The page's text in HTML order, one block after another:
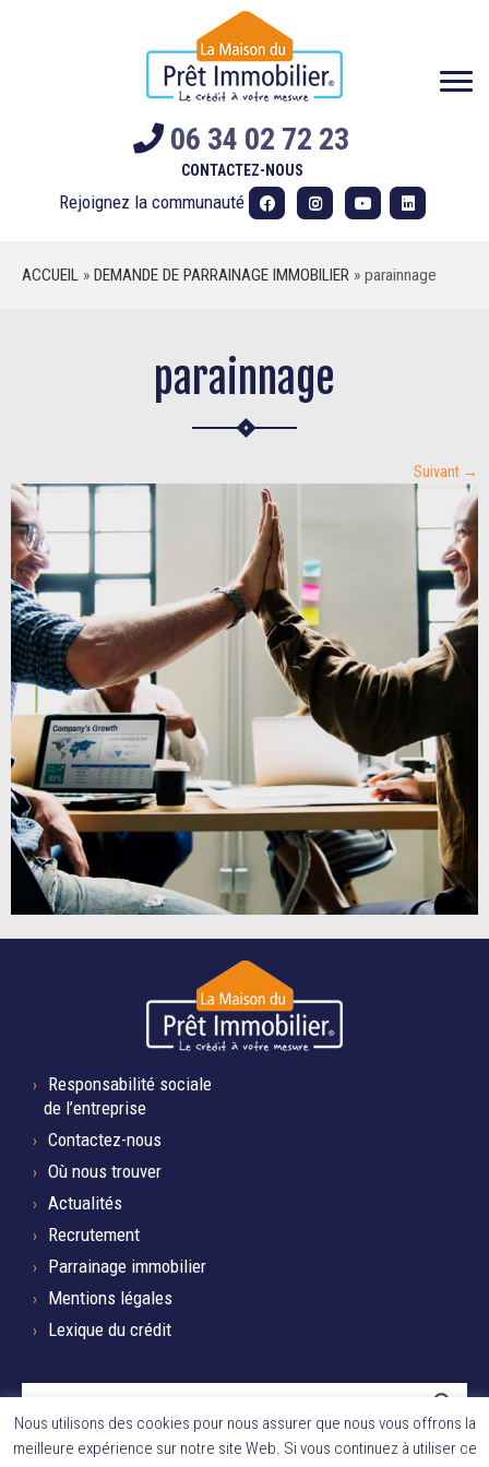
06 34 02 72 23
CONTACTEZ-NOUS
Rejoignez la communauté
ACCUEIL » DEMANDE DE PARRAINAGE IMMOBILIER » parainnage
parainnage
Suivant →
Responsabilité sociale
de l’entreprise
Contactez-nous
Où nous trouver
Actualités
Recrutement
Parrainage immobilier
Mentions légales
Lexique du crédit
REJOIGNEZ LA COMMUNAUTÉ
Nous utilisons des cookies pour nous assurer que nous vous offrons la
meilleure expérience sur notre site Web. Si vous continuez à utiliser ce